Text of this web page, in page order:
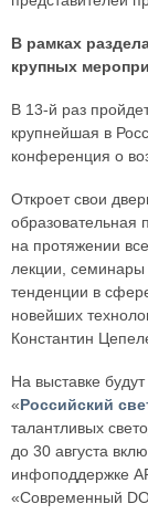
В рамках
крупных
В 13-й раз
крупнейшая в
конференция о
Откроет свои
образовательная
на протяжении
лекции, семинары
тенденции в
новейших
Константин
На выставке
«Российский
талантливых
до 30 августа
инфоподдержке
«Современный